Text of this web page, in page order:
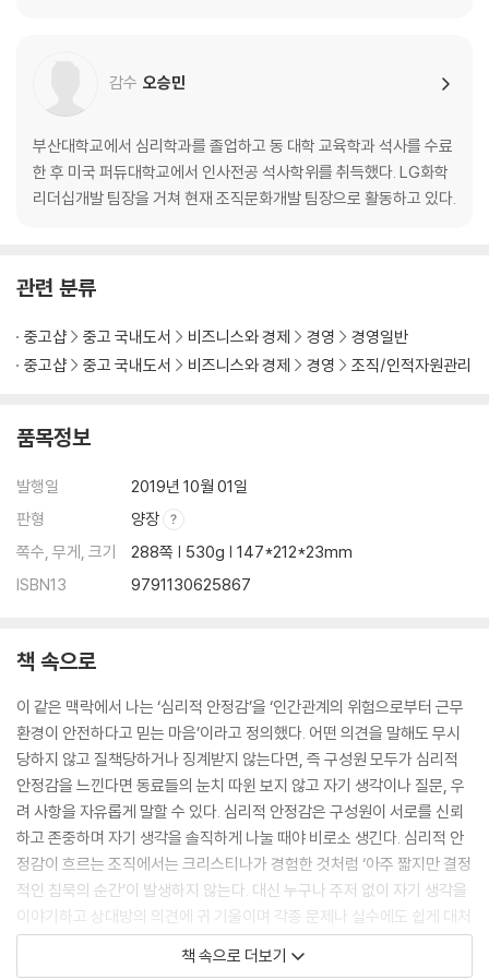
[CASE STUDY] 예견된 인재 - 후쿠시마 원전 사고
[CASE STUDY] 현실을 두려워한 결과 - 웰스파고와 뉴욕 연방준비은행
[CASE STUDY] 직원을 가족처럼 - 베리웨밀러
[SELF-CHECK] 리더십 자기평가
· 심리적 안정감에 ‘완결편’은 없다
꾸준히 변할 용기가 있는가?│역풍을 거스르는 항해사처럼
· 솔직하라, 한 번도 상처받지 않은 것처럼!
누군가는 예상했던 컬럼비아호의 폭발│침묵은 저절로 깨지지 않는다
소셜미디어 시대에 침묵?│수전 파울러가 쏘아 올린 작은 공│우버에 찾아
온 평화
[CASE STUDY] 모두를 위한 하나, 하나를 위한 모두 - 다비타 신장투석
센터
[CASE STUDY] 극도의 솔직함 - 브리지워터 어소시에이츠
[CASE STUDY] ‘잘 모릅니다’의 마법 - 아일린 피셔
[SELF-CHECK] 심리적 안정감 자체평가
· 감사의 말
· 작가에 대하여
· 참고문헌
감수 오승민
부산대학교에서 심리학과를 졸업하고 동 대학 교육학과 석사를 수료
한 후 미국 퍼듀대학교에서 인사전공 석사학위를 취득했다. LG화학
리더십개발 팀장을 거쳐 현재 조직문화개발 팀장으로 활동하고 있다.
관련 분류
중고샵 중고 국내도서 비즈니스와 경제 경영
경영일반
중고샵
중고 국내도서 비즈니스와 경제 경영 조직/인적자원관리
품목정보
발행일
2019년 10월 01일
판형
양장
쪽수, 무게, 크기
288쪽 | 530g | 147*212*23mm
ISBN13
9791130625867
책 속으로
이 같은 맥락에서 나는 ‘심리적 안정감’을 ‘인간관계의 위험으로부터 근무
환경이 안전하다고 믿는 마음’이라고 정의했다. 어떤 의견을 말해도 무시
당하지 않고 질책당하거나 징계받지 않는다면, 즉 구성원 모두가 심리적
안정감을 느낀다면 동료들의 눈치 따윈 보지 않고 자기 생각이나 질문, 우
려 사항을 자유롭게 말할 수 있다. 심리적 안정감은 구성원이 서로를 신뢰
하고 존중하며 자기 생각을 솔직하게 나눌 때야 비로소 생긴다. 심리적 안
정감이 흐르는 조직에서는 크리스티나가 경험한 것처럼 ‘아주 짧지만 결정
적인 침묵의 순간’이 발생하지 않는다. 대신 누구나 주저 없이 자기 생각을
이야기하고 상대방의 의견에 귀 기울이며 각종 문제나 실수에도 쉽게 대처
한다. 또 이러한 과정을 내부 발전의 계기로 삼기도 한다.
--- p.41, 「1장, 지금 당신의 조직은 안전한가?」중에서
책 속으로 더보기